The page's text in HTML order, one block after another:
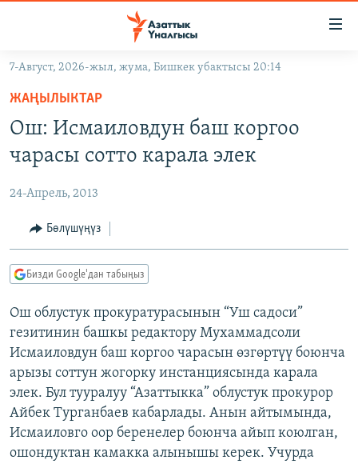
Навигацияга
өтүңүз
Издөөгө
салыңыз
ЭКОНОМИКА
МАДАНИЯТ
БОРБОР АЗИЯ
УКРАИНА
АТАЙЫН ИЛИКТӨӨ
ТВ ПРОГРАММАЛАР
ЭКСПЕРТТЕР ТАЛДАЙТ
БИЗ ЖАНА ДҮЙНӨ
ЭЖЕ-СИҢДИЛЕР
АЗАТТЫК+
ЫҢГАЙСЫЗ СУРООЛОР
ӨЗГӨЧӨ ПИКИР
Русский
ОНЛАЙН ШЕРИНЕ
7-Август, 2026-жыл, жума, Бишкек убактысы 20:14
ЖАҢЫЛЫКТАР
Ош: Исмаиловдун баш коргоо
чарасы сотто карала элек
24-Апрель, 2013
Бөлүшүңүз
Бизди Google'дан табыңыз
Ош облустук прокуратурасынын “Уш садоси”
гезитинин башкы редактору Мухаммадсоли
Исмаиловдун баш коргоо чарасын өзгөртүү боюнча
арызы соттун жогорку инстанциясында карала
элек. Бул тууралуу “Азаттыкка” облустук прокурор
Айбек Турганбаев кабарлады. Анын айтымында,
Исмаиловго оор беренелер боюнча айып коюлган,
ошондуктан камакка алынышы керек. Учурда